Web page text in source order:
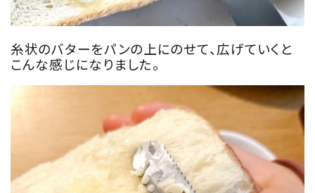
糸状のバターをパンの上にのせて、広げていくと
こんな感じになりました。